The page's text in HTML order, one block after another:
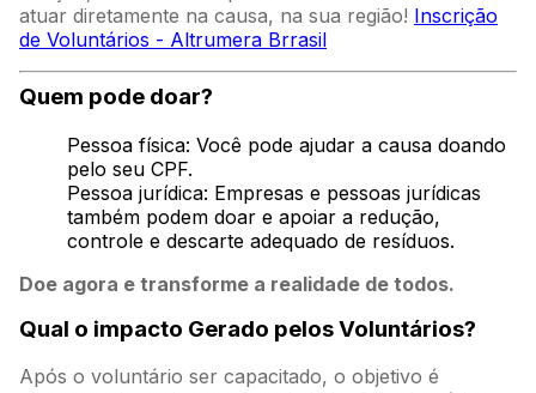
atuar diretamente na causa, na sua região! Inscrição
de Voluntários - Altrumera Brrasil
Quem pode doar?
Pessoa física: Você pode ajudar a causa doando
pelo seu CPF.
Pessoa jurídica: Empresas e pessoas jurídicas
também podem doar e apoiar a redução,
controle e descarte adequado de resíduos.
Doe agora e transforme a realidade de todos.
Qual o impacto Gerado pelos Voluntários?
Após o voluntário ser capacitado, o objetivo é